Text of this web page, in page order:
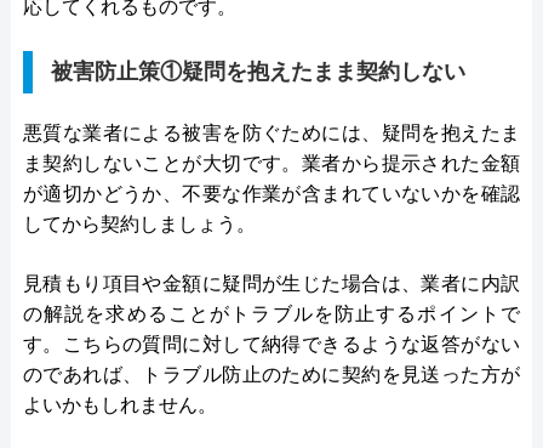
応してくれるものです。
被害防止策①疑問を抱えたまま契約しない
悪質な業者による被害を防ぐためには、疑問を抱えたま
ま契約しないことが大切です。業者から提示された金額
が適切かどうか、不要な作業が含まれていないかを確認
してから契約しましょう。
見積もり項目や金額に疑問が生じた場合は、業者に内訳
の解説を求めることがトラブルを防止するポイントで
す。こちらの質問に対して納得できるような返答がない
のであれば、トラブル防止のために契約を見送った方が
よいかもしれません。